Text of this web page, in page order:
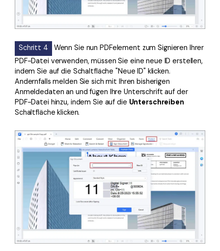
Schritt 4
Wenn Sie nun PDFelement zum Signieren Ihrer
PDF-Datei verwenden, müssen Sie eine neue ID erstellen,
indem Sie auf die Schaltfläche "Neue ID" klicken.
Andernfalls melden Sie sich mit Ihren bisherigen
Anmeldedaten an und fügen Ihre Unterschrift auf der
PDF-Datei hinzu, indem Sie auf die Unterschreiben
Schaltfläche klicken.